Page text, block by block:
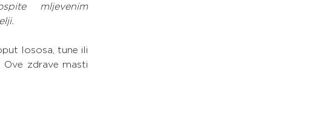
mljevenim
lososa, tune ili
Ove zdrave masti